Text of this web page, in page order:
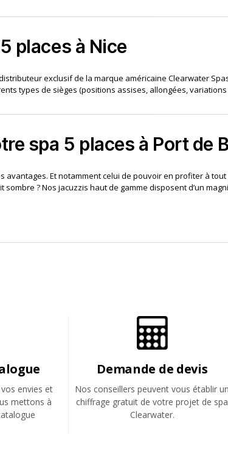
places à Nice
exclusif de la marque américaine Clearwater
types de sièges (positions assises, allongées,
spa 5 places à Port de
avantages. Et notamment celui de pouvoir en profiter à
sombre ? Nos jacuzzis haut de gamme disposent d’un
envies et
mettons à
Demande de devis
Nos conseillers peuvent vous établir un
chiffrage gratuit de votre projet de spa
Clearwater.